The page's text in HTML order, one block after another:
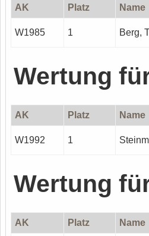
AK Platz Name
W1985 1 Berg,
Wertung
AK Platz Name
W1992 1
Wertung
AK Platz Name